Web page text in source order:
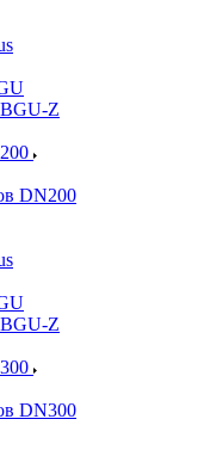
Z
DN200
Z
DN300